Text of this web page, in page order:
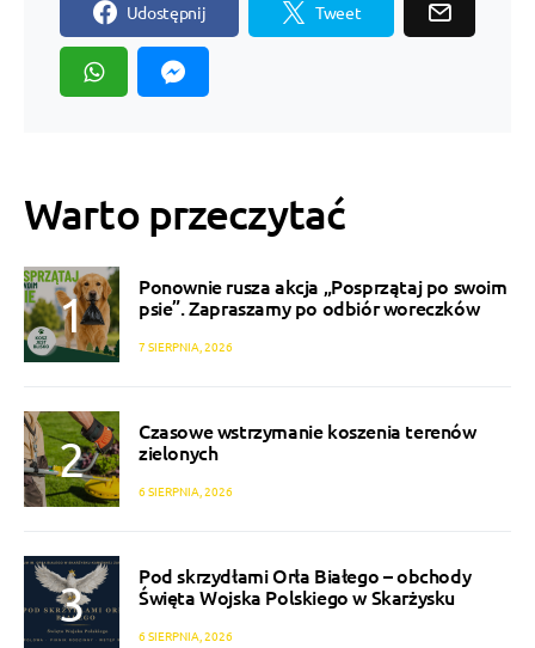
Udostępnij Tweet
Warto przeczytać
Ponownie rusza akcja „Posprzątaj po swoim
psie”. Zapraszamy po odbiór woreczków
7 SIERPNIA, 2026
Czasowe wstrzymanie koszenia terenów
zielonych
6 SIERPNIA, 2026
Pod skrzydłami Orła Białego – obchody
Święta Wojska Polskiego w Skarżysku
6 SIERPNIA, 2026